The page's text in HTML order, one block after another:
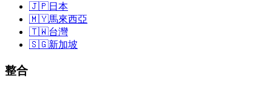
🇯🇵日本
🇲🇾馬來西亞
🇹🇼台灣
🇸🇬新加坡
整合